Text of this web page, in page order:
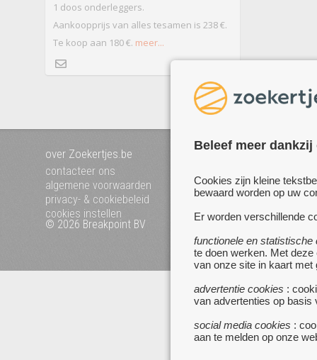
Beleef meer
Cookies zijn kleine
bewaard worden op uw
Er worden verschillende
functionele en statistische
te doen werken. Met
van onze site in kaart met
advertentie cookies :
van advertenties op basis
social media cookies :
aan te melden op onze
1 doos onderleggers.
Aankoopprijs van alles tesamen is 238 €.
Te koop aan 180 €. meer...
over Zoekertjes.be
contacteer ons
algemene voorwaarden
privacy- & cookiebeleid
cookies instellen
voeg uw zoekertje toe
© 2026 Breakpoint BV
Bezoek ook eens onze
websites :
www.startpagina.be
www.koken.be